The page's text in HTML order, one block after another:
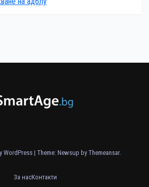
WordPress | Theme: Newsup by Themeansar.
За насКонтакти